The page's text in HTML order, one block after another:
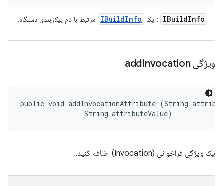
IBuildInfo : یک IBuildInfo مرتبط با نام پیکربندی دستگاه.
ویژگی addInvocation
public void addInvocationAttribute (String
                String attributeValue)
یک ویژگی فراخوانی (Invocation) اضافه کنید.